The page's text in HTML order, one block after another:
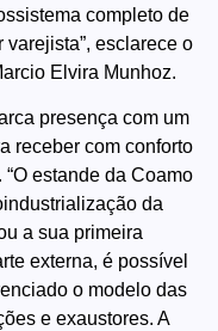
completo de
esclarece o
Elvira Munhoz.
presença com um
receber com conforto
estande da Coamo
da
a sua primeira
externa, é possível
o modelo das
e exaustores. A